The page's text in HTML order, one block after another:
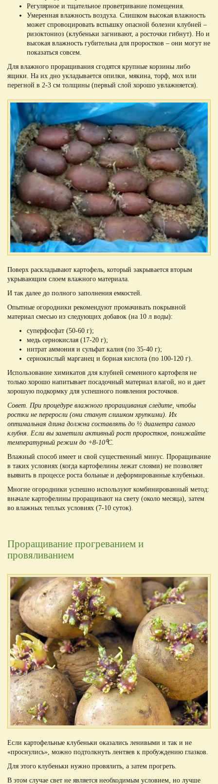
Регулярное и тщательное проветривание помещения.
Умеренная влажность воздуха. Слишком высокая влажность
может спровоцировать вспышку опасной болезни клубней –
ризоктониоз (клубеньки загнивают, а росточки гибнут). Но и
высокая влажность губительна для проростков – они могут не
показаться совсем.
Для влажного проращивания сгодятся крупные корзины либо
ящики. На их дно укладывается опилки, мякина, торф, мох или
перегной в 2-3 см толщины (первый слой хорошо увлажняется).
Поверх раскладывают картофель, который закрывается вторым
укрывающим слоем влажного материала.
И так далее до полного заполнения емкостей.
Опытные огородники рекомендуют промачивать покрывной
материал смесью из следующих добавок (на 10 л воды):
суперфосфат (50-60 г);
медь сернокислая (17-20 г);
нитрат аммония и сульфат калия (по 35-40 г);
сернокислый марганец и борная кислота (по 100-120 г).
Использование химикатов для клубней семенного картофеля не
только хорошо напитывает посадочный материал влагой, но и дает
хорошую подкормку для успешного появления росточков.
Совет. При процедуре влажного проращивания следите, чтобы
ростки не переросли (они станут слишком хрупкими). Их
оптимальная длина должна составлять до ½ диаметра самого
клубня. Если вы заметили активный рост проростков, понижайте
температурный режим до +8-10⁰С.
Влажный способ имеет и свой существенный минус. Проращивание
в таких условиях (когда картофелины лежат слоями) не позволяет
выявить в процессе роста больные и деформированные клубеньки.
Многие огородники успешно используют комбинированный метод:
вначале картофелины проращивают на свету (около месяца), затем
во влажных теплых условиях (7-10 суток).
Проращивание прогреванием и
провяливанием
Если картофельные клубеньки оказались ленивыми и так и не
«проснулись», можно подтолкнуть лентяев к пробуждению глазков.
Для этого клубеньки нужно провялить, а затем прогреть.
В этом случае свет не является необходимым условием, но лучше